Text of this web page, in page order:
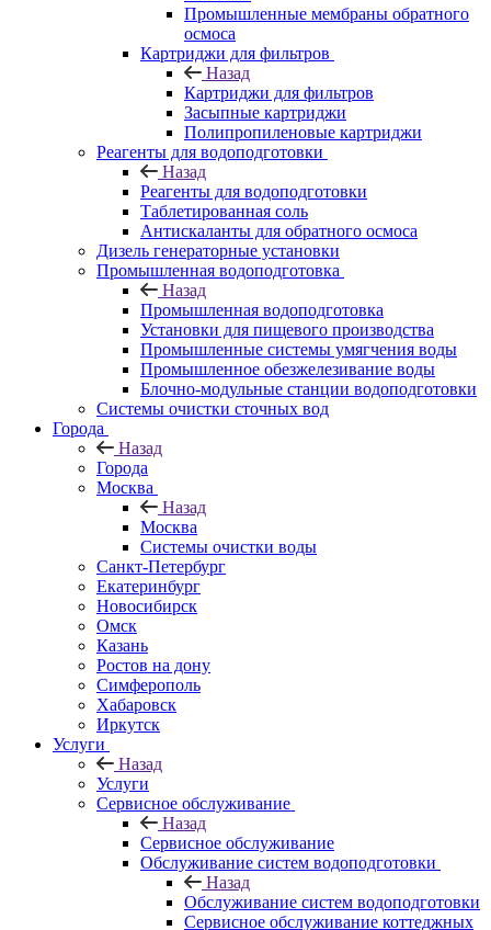
Промышленные мембраны обратного
осмоса
Картриджи для фильтров
Назад
Картриджи для фильтров
Засыпные картриджи
Полипропиленовые картриджи
Реагенты для водоподготовки
Назад
Реагенты для водоподготовки
Таблетированная соль
Антискаланты для обратного осмоса
Дизель генераторные установки
Промышленная водоподготовка
Назад
Промышленная водоподготовка
Установки для пищевого производства
Промышленные системы умягчения воды
Промышленное обезжелезивание воды
Блочно-модульные станции водоподготовки
Системы очистки сточных вод
Города
Назад
Города
Москва
Назад
Москва
Системы очистки воды
Санкт-Петербург
Екатеринбург
Новосибирск
Омск
Казань
Ростов на дону
Симферополь
Хабаровск
Иркутск
Услуги
Назад
Услуги
Сервисное обслуживание
Назад
Сервисное обслуживание
Обслуживание систем водоподготовки
Назад
Обслуживание систем водоподготовки
Сервисное обслуживание коттеджных